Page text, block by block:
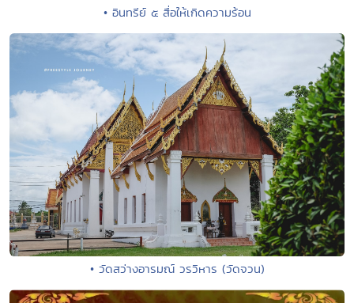
• อินทรีย์ ๕ สื่อให้เกิดความร้อน
• วัดสว่างอารมณ์ วรวิหาร (วัดจวน)